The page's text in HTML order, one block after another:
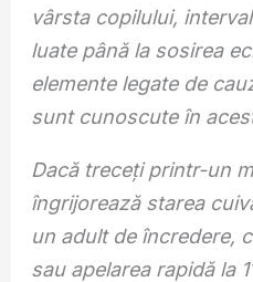
vârsta copilului,
luate până la sosirea
elemente legate de
sunt cunoscute în
Dacă treceți printr-un
îngrijorează starea
un adult de încredere,
sau apelarea rapidă la